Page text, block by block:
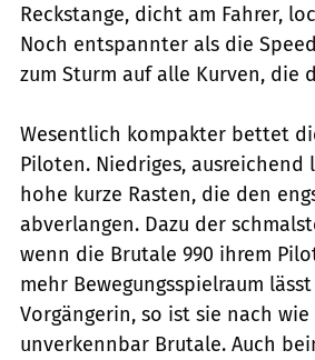
Reckstange, dicht am Fahrer,
Noch entspannter als die
zum Sturm auf alle Kurven, die
Wesentlich kompakter bettet
Piloten. Niedriges, ausreichend
hohe kurze Rasten, die den
abverlangen. Dazu der
wenn die Brutale 990 ihrem
mehr Bewegungsspielraum
Vorgängerin, so ist sie nach
unverkennbar Brutale. Auch